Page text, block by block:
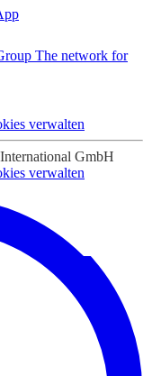
The network for
verwalten
GmbH
verwalten